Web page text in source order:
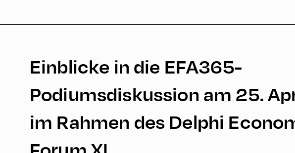
Einblicke in die EFA365-
Podiumsdiskussion am 25.
im Rahmen des Delphi